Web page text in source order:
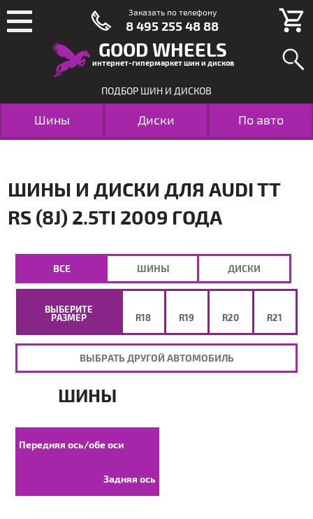
GOOD WHEELS
интернет-гипермаркет шин и дисков
ПОДБОР ШИН И ДИСКОВ
Шины Диски По авто
ШИНЫ И ДИСКИ ДЛЯ AUDI TT
RS (8J) 2.5TI 2009 ГОДА
ВЫБЕРИТЕ
РАЗМЕР
R18 R19 R20 R21
ВЫБРАТЬ ДРУГОЙ АВТОМОБИЛЬ
ВСЕ ШИНЫ ДИСКИ
ШИНЫ
Передняя ось/обе оси
Задняя ось
Заказать по телефону
8 495 255 48 88